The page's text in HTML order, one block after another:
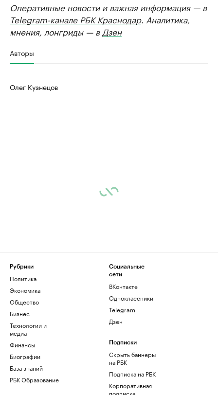
Оперативные новости и важная информация — в
Telegram-канале РБК Краснодар. Аналитика,
мнения, лонгриды — в Дзен
Авторы
Олег Кузнецов
Рубрики
Политика
Экономика
Общество
Бизнес
Технологии и
медиа
Финансы
Биографии
База знаний
РБК Образование
Социальные
сети
ВКонтакте
Одноклассники
Telegram
Дзен
Подписки
Скрыть баннеры
на РБК
Подписка на РБК
Корпоративная
подписка